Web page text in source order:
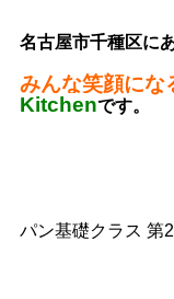
名古屋市千種区に
みんな笑顔にな
Kitchenです。
パン基礎クラス 第